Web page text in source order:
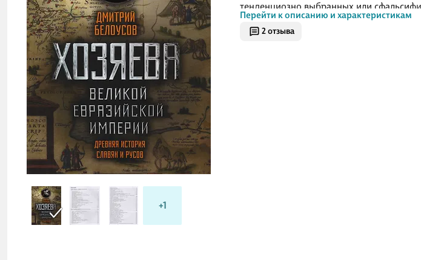
+1
2 отзыва
тенденциозно выбранных или
Но сегодня, в век глобализации и
свободном доступе появляется
Перейти к описанию и характеристикам